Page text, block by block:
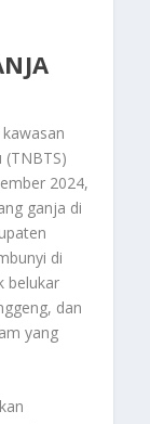
2024,
ganja di
di
belukar
dan
yang